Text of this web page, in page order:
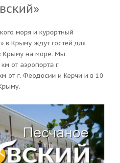
моря и курортный
в Крыму ждут гостей для
Крыму на море. Мы
от аэропорта г.
от г. Феодосии и Керчи и в 10